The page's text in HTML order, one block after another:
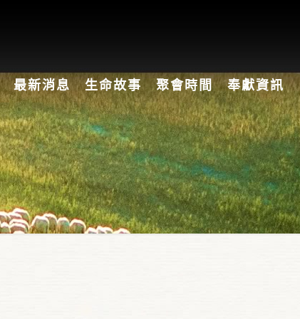
最新消息 生命故事 聚會時間 奉獻資訊